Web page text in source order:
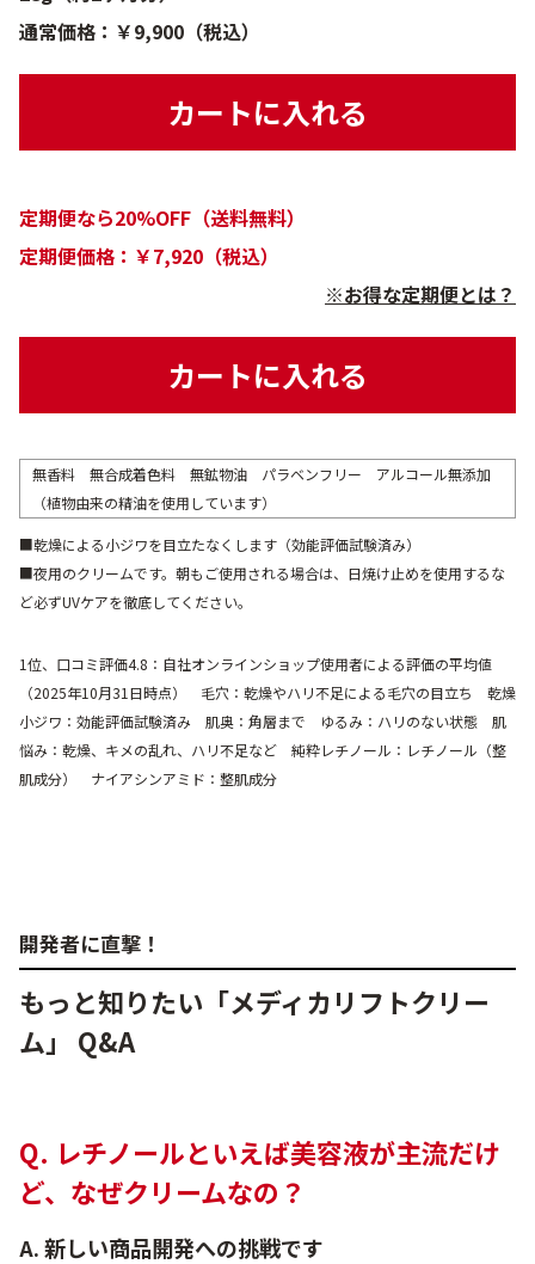
通常価格：￥9,900（税込）
カートに入れる
定期便なら20%OFF（送料無料）
定期便価格：￥7,920（税込）
※お得な定期便とは？
カートに入れる
無香料 無合成着色料 無鉱物油 パラベンフリー アルコール無添加
（植物由来の精油を使用しています）
■乾燥による小ジワを目立たなくします（効能評価試験済み）
■夜用のクリームです。朝もご使用される場合は、日焼け止めを使用するな
ど必ずUVケアを徹底してください。
1位、口コミ評価4.8：自社オンラインショップ使用者による評価の平均値
（2025年10月31日時点） 毛穴：乾燥やハリ不足による毛穴の目立ち 乾燥
小ジワ：効能評価試験済み 肌奥：角層まで ゆるみ：ハリのない状態 肌
悩み：乾燥、キメの乱れ、ハリ不足など 純粋レチノール：レチノール（整
肌成分） ナイアシンアミド：整肌成分
開発者に直撃！
もっと知りたい「メディカリフトクリー
ム」 Q&A
Q. レチノールといえば美容液が主流だけ
ど、なぜクリームなの？
A. 新しい商品開発への挑戦です